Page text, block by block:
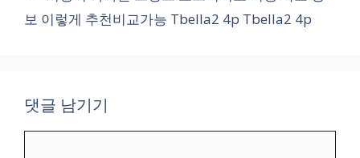
보 이렇게 추천비교가능 Tbella2 4p Tbella2 4p
댓글 남기기